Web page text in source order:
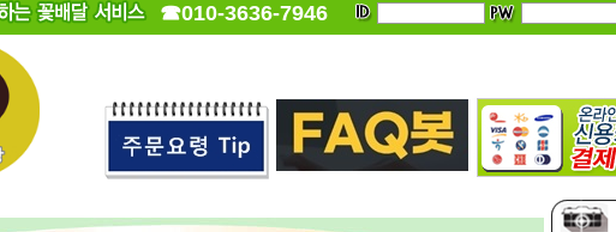
☎010-3636-7946